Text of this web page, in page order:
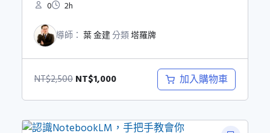
0 2h
導師： 葉 金建分類塔羅牌
NT$2,500 原
格：
NT$1,000目
格：
加入購物車